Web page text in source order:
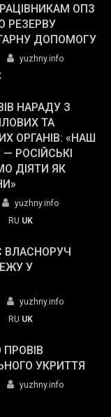
Street
ОПЗ
РЕЗЕРВУ
ДОПОМОГУ
yuzhny.info
НАРАДУ З
ТА
ОРГАНІВ: «НАШ
РОСІЙСЬКІ
ДІЯТИ ЯК
yuzhny.info
силових
«Наш
спільний
RU UK
ВЛАСНОРУЧ
У
yuzhny.info
пожежу
RU UK
УКРИТТЯ
yuzhny.info